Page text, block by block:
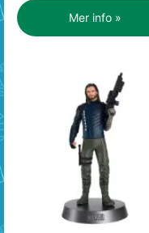
Mer info »